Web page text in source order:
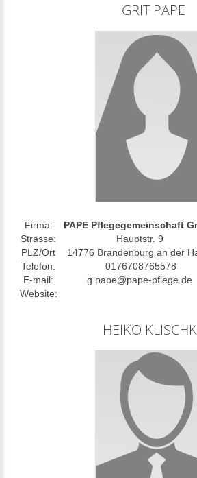
GRIT PAPE
Firma:
PAPE Pflegegemeinschaft
Strasse:
Hauptstr. 9
PLZ/Ort
14776 Brandenburg an der
Telefon:
0176708765578
E-mail:
g.pape@pape-pflege.de
Website:
HEIKO